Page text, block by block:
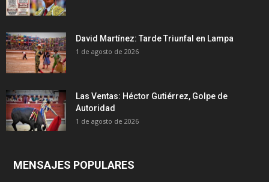
David Martínez: Tarde Triunfal en Lampa
1 de agosto de 2026
Las Ventas: Héctor Gutiérrez, Golpe de
Autoridad
1 de agosto de 2026
MENSAJES POPULARES